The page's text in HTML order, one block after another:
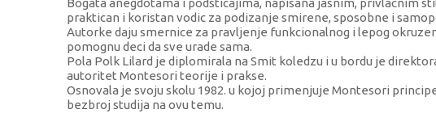
Bogata anegdotama i podsticajima, napisana jasnim, privlacnim
praktican i koristan vodic za podizanje smirene, sposobne i
Autorke daju smernice za pravljenje funkcionalnog i lepog
pomognu deci da sve urade sama.
Pola Polk Lilard je diplomirala na Smit koledzu i u bordu je
autoritet Montesori teorije i prakse.
Osnovala je svoju skolu 1982. u kojoj primenjuje Montesori
bezbroj studija na ovu temu.